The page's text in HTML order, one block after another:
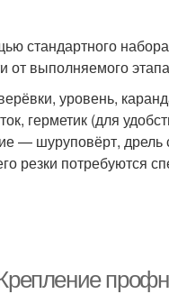
стандартного
выполняемого
уровень,
герметик (для
— шуруповёрт,
резки потребуются